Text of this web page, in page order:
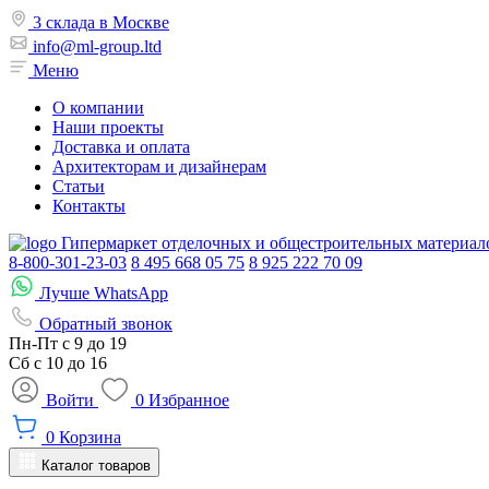
3 склада в Москве
info@ml-group.ltd
Меню
О компании
Наши проекты
Доставка и оплата
Архитекторам и дизайнерам
Статьи
Контакты
Гипермаркет отделочных и общестроительных
8-800-301-23-03 8 495 668 05 75 8 925 222 70 09
Лучше WhatsApp
Обратный звонок
Пн-Пт с 9 до 19
Сб с 10 до 16
Войти
0 Избранное
0 Корзина
Каталог товаров